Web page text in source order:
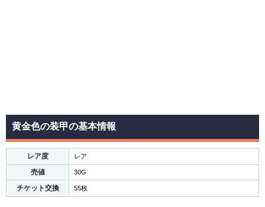
黄金色の装甲の基本情報
レア度 レア
売値 30G
チケット交換 55枚